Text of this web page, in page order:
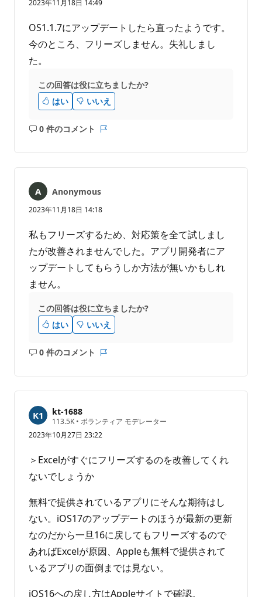
2023年11月18日 14:49
OS1.1.7にアップデートしたら直ったようです。
今のところ、フリーズしません。失礼しまし
た。
この回答は役に立ちましたか?
はい
いいえ
0 件のコメント
コ
ト
あ
り
せ
ん
ト
Anonymous
2023年11月18日 14:18
私もフリーズするため、対応策を全て試しまし
たが改善されませんでした。アプリ開発者にア
ップデートしてもらうしか方法が無いかもしれ
ません。
この回答は役に立ちましたか?
はい
いいえ
0 件のコメント
コ
ト
は
あ
り
せ
ん
ト
kt-1688
113.5K 評
価
の
イ
ン
ト
• ボランティア モデレーター
2023年10月27日 23:22
＞Excelがすぐにフリーズするのを改善してくれ
ないでしょうか
無料で提供されているアプリにそんな期待はし
ない。iOS17のアップデートのほうが最新の更新
なのだから一旦16に戻してもフリーズするので
あればExcelが原因、Appleも無料で提供されて
いるアプリの面倒までは見ない。
iOS16への戻し方はAppleサイトで確認。